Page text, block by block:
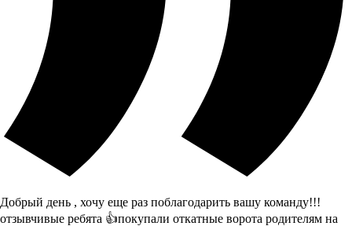
Добрый день , хочу еще раз поблагодарить вашу команду!!!
отзывчивые ребята 👍покупали откатные ворота родителям на